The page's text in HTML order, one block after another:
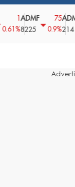
ADMF
8225
75
0.9%
ADMG
214